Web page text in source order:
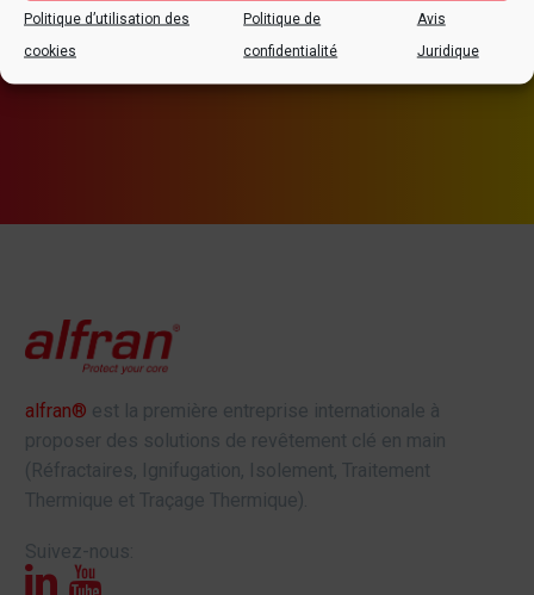
Politique d’utilisation des
cookies
Politique de
confidentialité
Avis
Juridique
compromettant à une amélioration continue de
la qualité de nos services et nos conditions de
travail.
alfran® est la première entreprise internationale à
proposer des solutions de revêtement clé en main
(Réfractaires, Ignifugation, Isolement, Traitement
Thermique et Traçage Thermique).
Suivez-nous: